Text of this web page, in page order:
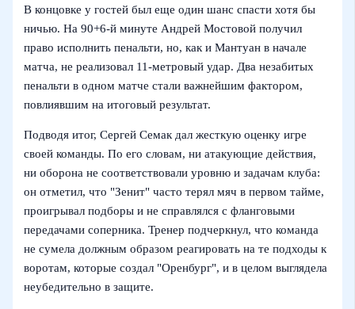
В концовке у гостей был еще один шанс спасти хотя бы
ничью. На 90+6‑й минуте Андрей Мостовой получил
право исполнить пенальти, но, как и Мантуан в начале
матча, не реализовал 11‑метровый удар. Два незабитых
пенальти в одном матче стали важнейшим фактором,
повлиявшим на итоговый результат.
Подводя итог, Сергей Семак дал жесткую оценку игре
своей команды. По его словам, ни атакующие действия,
ни оборона не соответствовали уровню и задачам клуба:
он отметил, что "Зенит" часто терял мяч в первом тайме,
проигрывал подборы и не справлялся с фланговыми
передачами соперника. Тренер подчеркнул, что команда
не сумела должным образом реагировать на те подходы к
воротам, которые создал "Оренбург", и в целом выглядела
неубедительно в защите.